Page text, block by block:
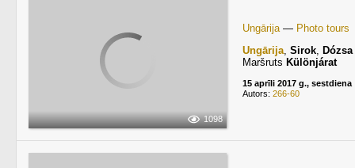
1098
Ungārija— Photo tours
Ungārija, Sirok,
Maršruts Különjárat
15 aprīli 2017 g., sestdiena
Autors: 266-60